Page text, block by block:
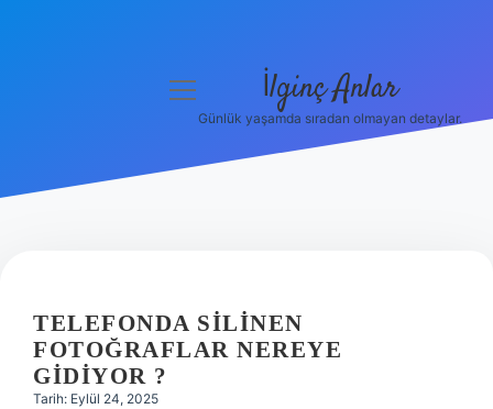
Hakkımızda
menüyü
İlginç Anlar
Günlük yaşamda sıradan olmayan detaylar.
TELEFONDA SILINEN
FOTOĞRAFLAR NEREYE
GIDIYOR ?
Tarih: Eylül 24, 2025